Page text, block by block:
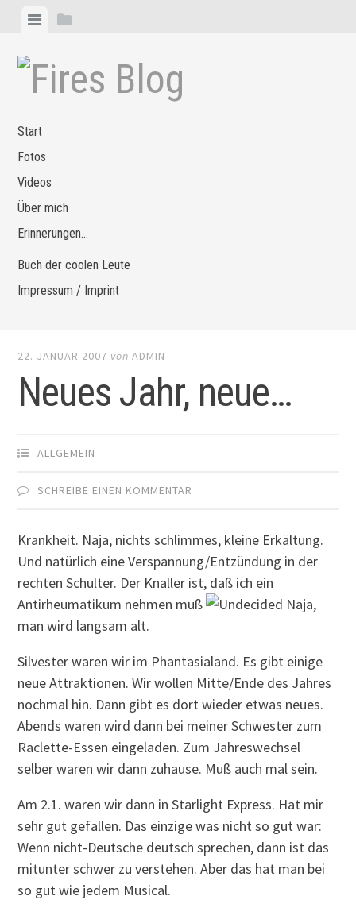
Zum
springen
MenüSeitenleiste
Start
Fotos
Videos
Über mich
Erinnerungen…
Buch der coolen Leute
Impressum / Imprint
22. JANUAR 2007 vonADMIN
Neues Jahr, neue…
ALLGEMEIN
SCHREIBE EINEN KOMMENTAR
Krankheit. Naja, nichts schlimmes, kleine Erkältung.
Und natürlich eine Verspannung/Entzündung in der
rechten Schulter. Der Knaller ist, daß ich ein
Antirheumatikum nehmen muß
Naja,
man wird langsam alt.
Silvester waren wir im Phantasialand. Es gibt einige
neue Attraktionen. Wir wollen Mitte/Ende des Jahres
nochmal hin. Dann gibt es dort wieder etwas neues.
Abends waren wird dann bei meiner Schwester zum
Raclette-Essen eingeladen. Zum Jahreswechsel
selber waren wir dann zuhause. Muß auch mal sein.
Am 2.1. waren wir dann in Starlight Express. Hat mir
sehr gut gefallen. Das einzige was nicht so gut war:
Wenn nicht-Deutsche deutsch sprechen, dann ist das
mitunter schwer zu verstehen. Aber das hat man bei
so gut wie jedem Musical.